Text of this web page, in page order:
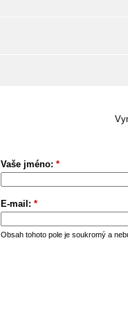
Vaše jméno: *
E-mail: *
Obsah tohoto pole je soukromý a